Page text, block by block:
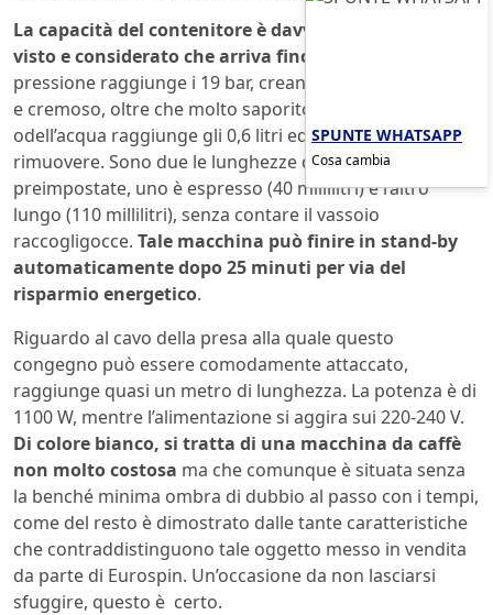
La capacità del contenitore è davvero importante,
visto e considerato che arriva fino a nove pezzi
pressione raggiunge i 19 bar, creando un caffè intenso
e cremoso, oltre che molto saporito. Il serbatoi
odell’acqua raggiunge gli 0,6 litri ed è molto semplice da
rimuovere. Sono due le lunghezze di caffè
preimpostate, uno è espresso (40 millilitri) e l’altro
lungo (110 millilitri), senza contare il vassoio
raccogligocce. Tale macchina può finire in stand-by
automaticamente dopo 25 minuti per via del
risparmio energetico.
Riguardo al cavo della presa alla quale questo
congegno può essere comodamente attaccato,
raggiunge quasi un metro di lunghezza. La potenza è di
1100 W, mentre l’alimentazione si aggira sui 220-240 V.
Di colore bianco, si tratta di una macchina da caffè
non molto costosa ma che comunque è situata senza
la benché minima ombra di dubbio al passo con i tempi,
come del resto è dimostrato dalle tante caratteristiche
che contraddistinguono tale oggetto messo in vendita
da parte di Eurospin. Un’occasione da non lasciarsi
sfuggire, questo è certo.
SPUNTE WHATSAPP
Cosa cambia